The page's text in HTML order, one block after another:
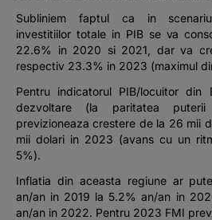
Subliniem faptul ca in
investitiilor totale in PIB se va
22.6% in 2020 si 2021, dar va
respectiv 23.3% in 2023 (maximul
Pentru indicatorul PIB/locuitor din
dezvoltare (la paritatea
previzioneaza crestere de la 26 mii
mii dolari in 2023 (avans cu un
5%).
Inflatia din aceasta regiune ar
an/an in 2019 la 5.2% an/an in
an/an in 2022. Pentru 2023 FMI